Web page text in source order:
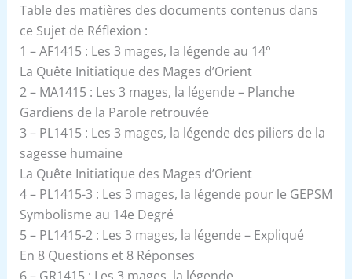
Table des matières des documents contenus dans
ce Sujet de Réflexion :
1 – AF1415 : Les 3 mages, la légende au 14°
La Quête Initiatique des Mages d’Orient
2 – MA1415 : Les 3 mages, la légende – Planche
Gardiens de la Parole retrouvée
3 – PL1415 : Les 3 mages, la légende des piliers de la
sagesse humaine
La Quête Initiatique des Mages d’Orient
4 – PL1415-3 : Les 3 mages, la légende pour le GEPSM
Symbolisme au 14e Degré
5 – PL1415-2 : Les 3 mages, la légende – Expliqué
En 8 Questions et 8 Réponses